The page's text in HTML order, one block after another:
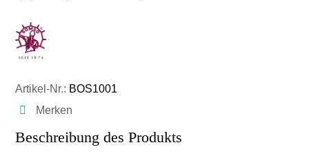
Artikel-Nr.: BOS1001
Merken
Beschreibung des Produkts